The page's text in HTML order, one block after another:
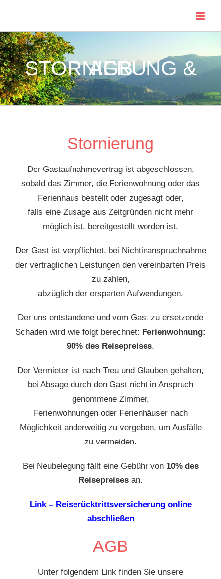
content
STORNIERUNG & AGB
Stornierung
Der Gastaufnahmevertrag ist abgeschlossen,
sobald das Zimmer, die Ferienwohnung oder das
Ferienhaus bestellt oder zugesagt oder,
falls eine Zusage aus Zeitgründen nicht mehr
möglich ist, bereitgestellt worden ist.
Der Gast ist verpflichtet, bei Nichtinanspruchnahme
der vertraglichen Leistungen den vereinbarten Preis
zu zahlen,
abzüglich der ersparten Aufwendungen.
Der uns entstandene und vom Gast zu ersetzende
Schaden wird wie folgt berechnet: Ferienwohnung:
90% des Reisepreises.
Der Vermieter ist nach Treu und Glauben gehalten,
bei Absage durch den Gast nicht in Anspruch
genommene Zimmer,
Ferienwohnungen oder Ferienhäuser nach
Möglichkeit anderweitig zu vergeben, um Ausfälle
zu vermeiden.
Bei Neubelegung fällt eine Gebühr von 10% des
Reisepreises an.
Link – Reiserücktrittsversicherung online
abschließen
AGB
Unter folgendem Link finden Sie unsere